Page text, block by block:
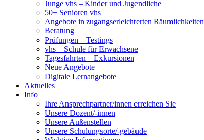
Junge vhs – Kinder und Jugendliche
50+ Senioren vhs
Angebote in zugangserleichterten Räumlichkeiten
Beratung
Prüfungen – Testings
vhs – Schule für Erwachsene
Tagesfahrten – Exkursionen
Neue Angebote
Digitale Lernangebote
Aktuelles
Info
Ihre Ansprechpartner/innen erreichen Sie
Unsere Dozent/-innen
Unsere Außenstellen
Unsere Schulungsorte/-gebäude